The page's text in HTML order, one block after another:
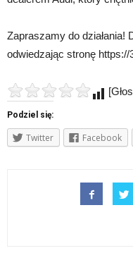
Zapraszamy do działania!
odwiedzając stronę https://
Podziel się:
Twitter Facebook